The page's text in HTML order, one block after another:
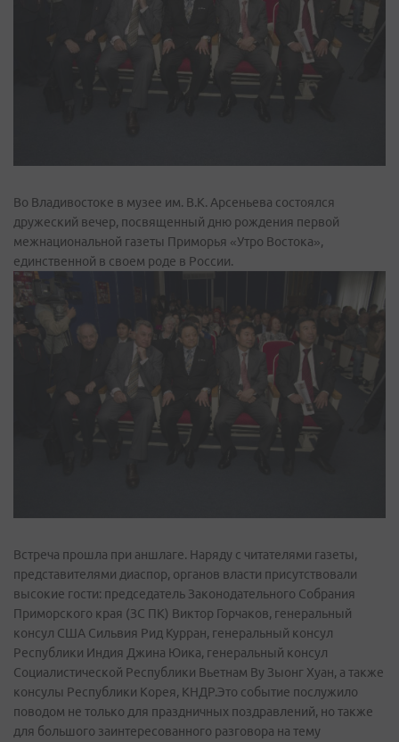
Во Владивостоке в музее им. В.К. Арсеньева состоялся
дружеский вечер, посвященный дню рождения первой
межнациональной газеты Приморья «Утро Востока»,
единственной в своем роде в России.
Встреча прошла при аншлаге. Наряду с читателями газеты,
представителями диаспор, органов власти присутствовали
высокие гости: председатель Законодательного Собрания
Приморского края (ЗС ПК) Виктор Горчаков, генеральный
консул США Сильвия Рид Курран, генеральный консул
Республики Индия Джина Юика, генеральный консул
Социалистической Республики Вьетнам Ву Зыонг Хуан, а также
консулы Республики Корея, КНДР.Это событие послужило
поводом не только для праздничных поздравлений, но также
для большого заинтересованного разговора на тему